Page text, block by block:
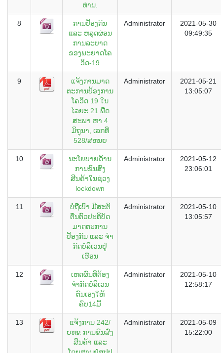
ທ່ານ.
8
ການປ້ອງກັນ
ແລະ ຫລຸດຜ່ອນ
ການລະບາດ
ຂອງພະຍາດໂຄ
ວິດ-19
Administrator
2021-05-30
09:49:35
9
ແຈ້ງການມາດ
ຕະການປ້ອງການ
ໂຄວິດ 19 ໃນ
ໄລຍະ 21 ພືດ
ສະພາ ຫາ 4
ມິຖຸນາ, ເລກທີ່
528/ສຫນຍ
Administrator
2021-05-21
13:05:07
10
ນະໂຍບາຍດ້ານ
ການຂົນສົ່ງ
ສີນຄ້າໃນຊ່ວງ
lockdown
Administrator
2021-05-12
23:06:01
11
ບໍ່ຖືເບົາ ມີສະຕິ
ຕື່ນຕົວປະຕິບັດ
ມາດຕະການ
ປ້ອງກັນ ແລະ ຈໍາ
ກັດບໍລິເວນຢູ່
ເຮືອນ
Administrator
2021-05-10
13:05:57
12
ເຫດຜົນທີ່ຕ້ອງ
ຈຳກັດບໍລິເວນ
ຕົນເອງໃຫ້
ຄົບ14ມື້
Administrator
2021-05-10
12:58:17
13
ແຈ້ງການ 242/
ຍທຂ ການຂົນສົ່ງ
ສິນຄ້າ ແລະ
Administrator
2021-05-09
15:22:00